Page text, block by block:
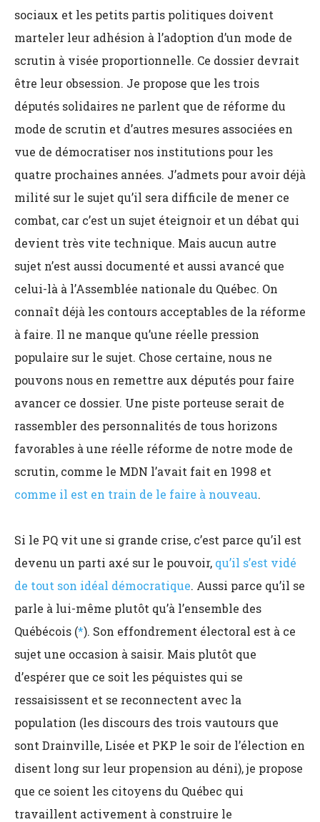
sociaux et les petits partis politiques doivent
marteler leur adhésion à l’adoption d’un mode de
scrutin à visée proportionnelle. Ce dossier devrait
être leur obsession. Je propose que les trois
députés solidaires ne parlent que de réforme du
mode de scrutin et d’autres mesures associées en
vue de démocratiser nos institutions pour les
quatre prochaines années. J’admets pour avoir déjà
milité sur le sujet qu’il sera difficile de mener ce
combat, car c’est un sujet éteignoir et un débat qui
devient très vite technique. Mais aucun autre
sujet n’est aussi documenté et aussi avancé que
celui-là à l’Assemblée nationale du Québec. On
connaît déjà les contours acceptables de la réforme
à faire. Il ne manque qu’une réelle pression
populaire sur le sujet. Chose certaine, nous ne
pouvons nous en remettre aux députés pour faire
avancer ce dossier. Une piste porteuse serait de
rassembler des personnalités de tous horizons
favorables à une réelle réforme de notre mode de
scrutin, comme le MDN l’avait fait en 1998 et
comme il est en train de le faire à nouveau.
Si le PQ vit une si grande crise, c’est parce qu’il est
devenu un parti axé sur le pouvoir, qu’il s’est vidé
de tout son idéal démocratique. Aussi parce qu’il se
parle à lui-même plutôt qu’à l’ensemble des
Québécois (*). Son effondrement électoral est à ce
sujet une occasion à saisir. Mais plutôt que
d’espérer que ce soit les péquistes qui se
ressaisissent et se reconnectent avec la
population (les discours des trois vautours que
sont Drainville, Lisée et PKP le soir de l’élection en
disent long sur leur propension au déni), je propose
que ce soient les citoyens du Québec qui
travaillent activement à construire le